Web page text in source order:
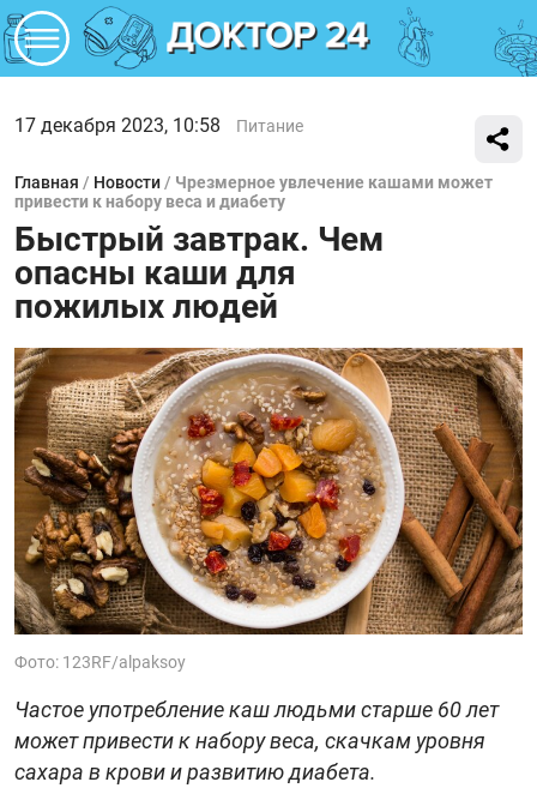
17 декабря 2023, 10:58 Питание
Главная / Новости / Чрезмерное увлечение кашами может
привести к набору веса и диабету
Быстрый завтрак. Чем
опасны каши для
пожилых людей
Фото: 123RF/alpaksoy
Частое употребление каш людьми старше 60 лет
может привести к набору веса, скачкам уровня
сахара в крови и развитию диабета.